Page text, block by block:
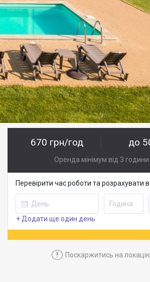
670 грн/год до
Оренда мінімум від 3 години
Перевірити час роботи та розрахувати
+ Додати ще один день
! Поскаржитись на